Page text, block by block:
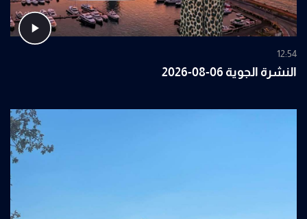
12:54
النشرة الجوية 06-08-2026